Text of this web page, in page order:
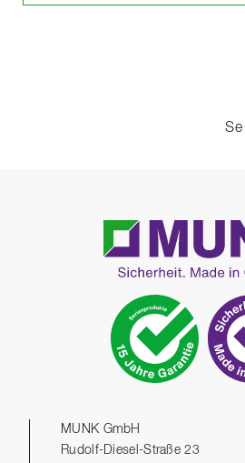
MUNK GmbH
Rudolf-Diesel-Straße 23